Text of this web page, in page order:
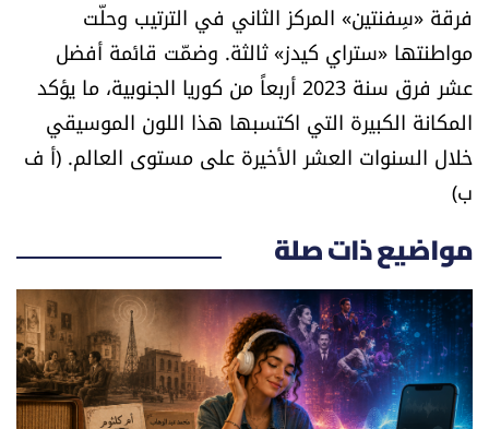
للتاريخ
فيديو
من نحن
للتواصل معنا
شروط الاستخدام
شروط الإشتراك
Digital solutions by
فرقة «سِفنتين» المركز الثاني في الترتيب وحلّت
مواطنتها «ستراي كيدز» ثالثة. وضمّت قائمة أفضل
عشر فرق سنة 2023 أربعاً من كوريا الجنوبية، ما يؤكد
المكانة الكبيرة التي اكتسبها هذا اللون الموسيقي
خلال السنوات العشر الأخيرة على مستوى العالم. (أ ف
ب)
مواضيع ذات صلة